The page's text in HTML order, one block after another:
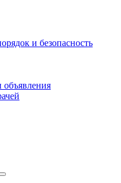
и безопасность
объявления
Поиск